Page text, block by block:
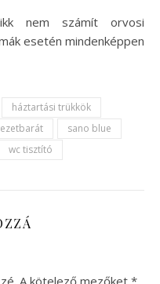
nem számít orvosi
esetén mindenképpen
háztartási trükkök
sano blue
wc tisztító
A kötelező mezőket *